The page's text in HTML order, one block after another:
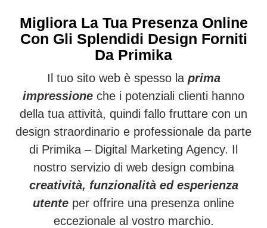
Migliora La Tua Presenza Online
Con Gli Splendidi Design Forniti
Da Primika
Il tuo sito web è spesso la prima
impressione che i potenziali clienti hanno
della tua attività, quindi fallo fruttare con un
design straordinario e professionale da parte
di Primika – Digital Marketing Agency. Il
nostro servizio di web design combina
creatività, funzionalità ed esperienza
utente per offrire una presenza online
eccezionale al vostro marchio.